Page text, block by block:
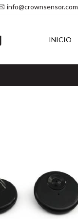
info@crownsensor.com
INICIO